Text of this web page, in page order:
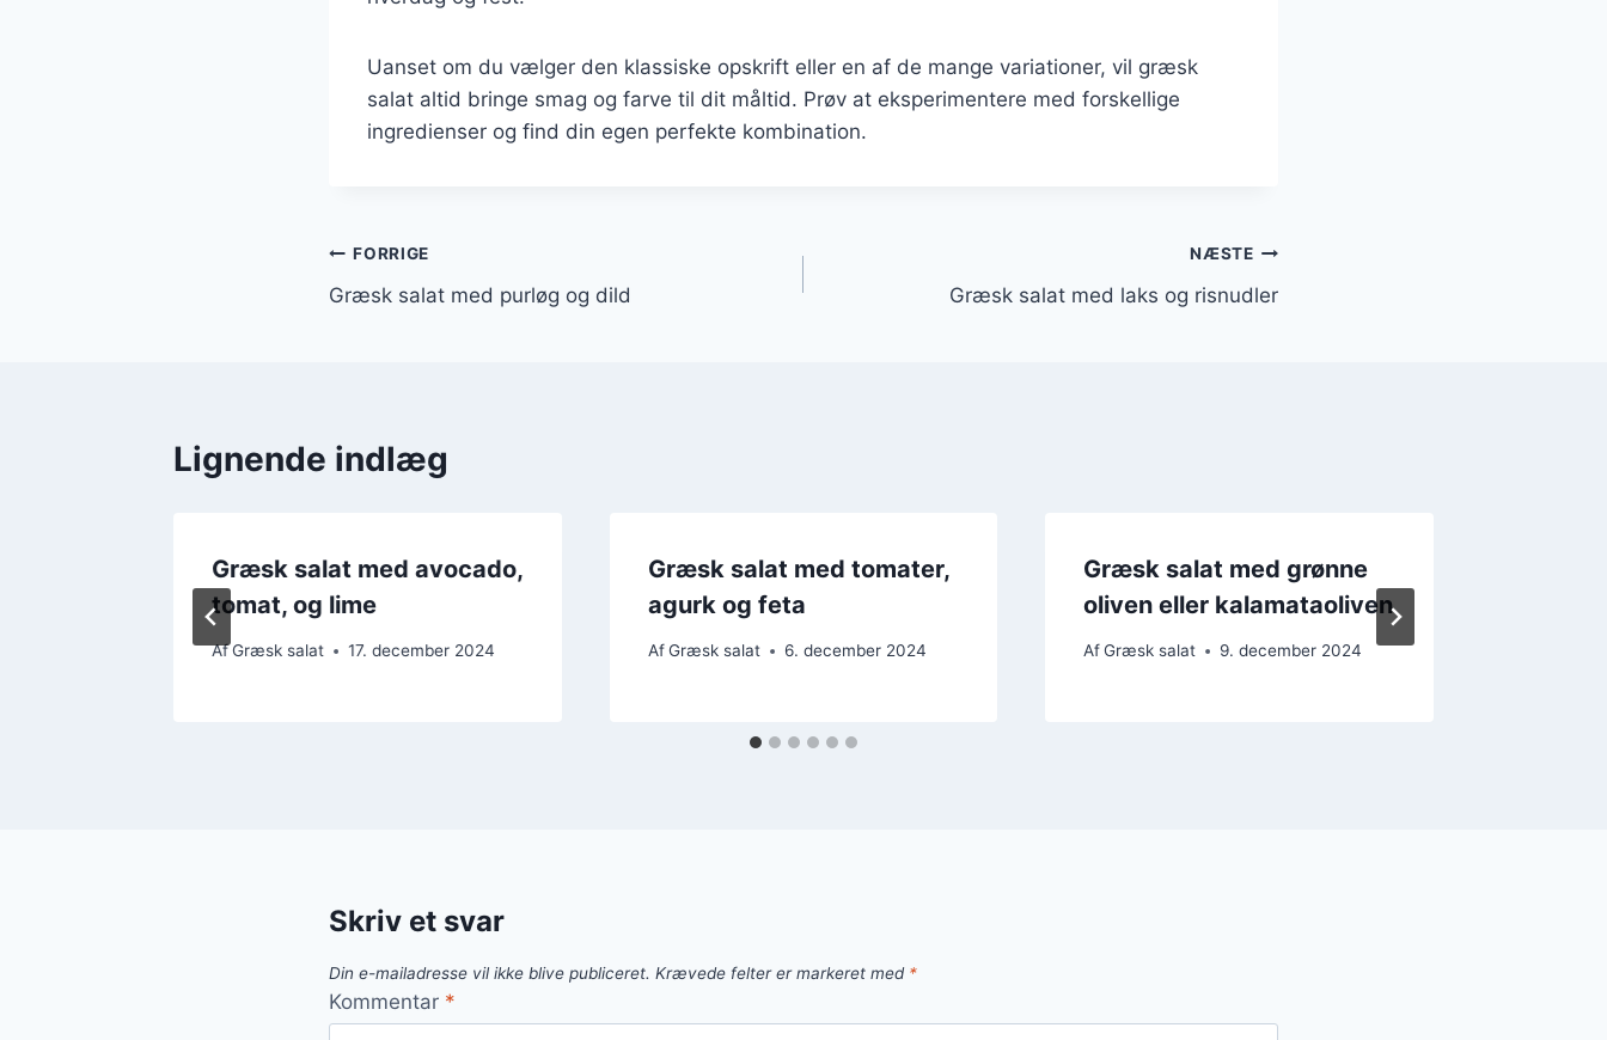
Uanset om du vælger den klassiske opskrift eller en af de mange variationer, vil græsk
salat altid bringe smag og farve til dit måltid. Prøv at eksperimentere med forskellige
ingredienser og find din egen perfekte kombination.
Indlægsnavigation
FORRIGE
Græsk salat med purløg og dild
NÆSTE
Græsk salat med laks og risnudler
Lignende indlæg
Græsk salat med avocado,
tomat, og lime
AfGræsk salat 17. december 2024
Græsk salat med tomater,
agurk og feta
Af Græsk salat 6. december 2024
Græsk salat med grønne
oliven eller kalamataoliven
Af Græsk salat 9. december 2024
Skriv et svar
Din e-mailadresse vil ikke blive publiceret. Krævede felter er markeret med *
Kommentar *